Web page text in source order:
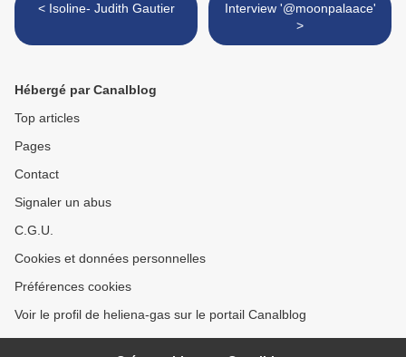
< Isoline- Judith Gautier
Interview '@moonpalaace'
>
Hébergé par Canalblog
Top articles
Pages
Contact
Signaler un abus
C.G.U.
Cookies et données personnelles
Préférences cookies
Voir le profil de heliena-gas sur le portail Canalblog